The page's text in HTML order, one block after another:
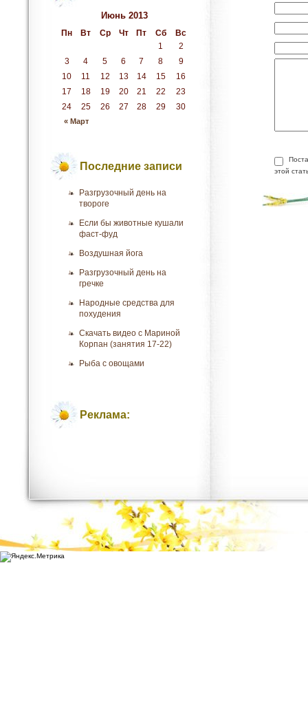
Июнь 2013
Пн Вт Ср Чт Пт Сб Вс
« Март
1
2
3
4 5 6 7 8
9
10
11 12 13 14 15
16
17
18 19 20 21 22
23
24
25 26 27 28 29 30
Последние записи
Разгрузочный день на
твороге
Если бы животные кушали
фаст-фуд
Воздушная йога
Разгрузочный день на
гречке
Народные средства для
похудения
Скачать видео с Мариной
Корпан (занятия 17-22)
Рыба с овощами
Реклама:
этой